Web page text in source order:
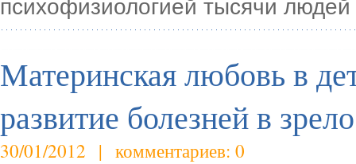
психофизиологией тысячи людей
Материнская любовь в
развитие болезней в
30/01/2012 | комментариев: 0